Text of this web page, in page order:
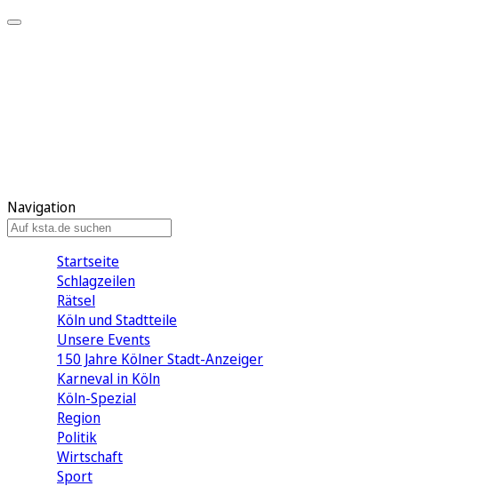
Navigation
Startseite
Schlagzeilen
Rätsel
Köln und Stadtteile
Unsere Events
150 Jahre Kölner Stadt-Anzeiger
Karneval in Köln
Köln-Spezial
Region
Politik
Wirtschaft
Sport